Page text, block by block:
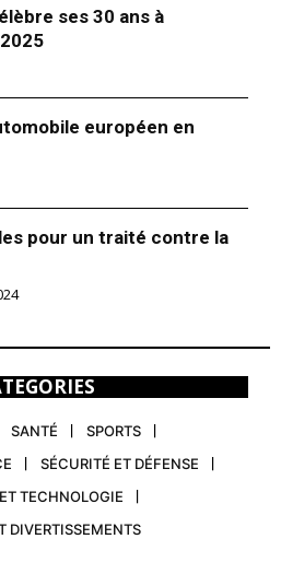
ses 30 ans à
européen en
pour un traité contre la
SANTÉ
SPORTS
SÉCURITÉ ET DÉFENSE
TECHNOLOGIE
DIVERTISSEMENTS